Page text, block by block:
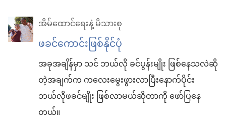
အိမ်ထောင်ရေးနဲ့ မိသားစု
ဖခင်ကောင်းဖြစ်နိုင်ပုံ
အခုအချိန်မှာ သင် ဘယ်လို ခင်ပွန်းမျိုး ဖြစ်နေသလဲဆို
တဲ့အချက်က ကလေးမွေးဖွားလာပြီးနောက်ပိုင်း
ဘယ်လိုဖခင်မျိုး ဖြစ်လာမယ်ဆိုတာကို ဖော်ပြနေ
တယ်။